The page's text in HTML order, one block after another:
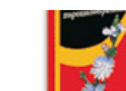
Hi-Tech. Интернет
Наука и техника